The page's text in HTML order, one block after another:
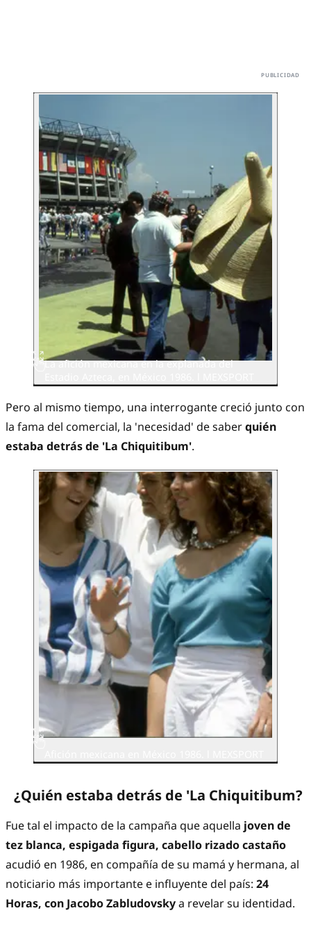
La afición mexicana en la explanada del
Pero al mismo tiempo, una interrogante creció junto con
la fama del comercial, la 'necesidad' de saberquién
estaba detrás de 'La Chiquitibum'.
¿Quién estaba detrás de 'La Chiquitibum?
Fue tal el impacto de la campaña que aquella joven de
tez blanca, espigada figura, cabello rizado castaño
acudió en 1986, en compañía de su mamá y hermana, al
noticiario más importante e influyente del país: 24
Horas, con Jacobo Zabludovskya revelar su identidad.